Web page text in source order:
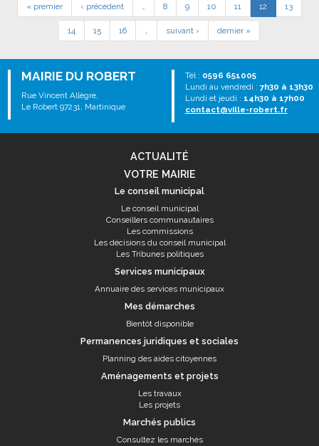
« premier ‹ précédent … 8 9 10 11 12 13
14 15 16 … suivant › dernier »
MAIRIE DU ROBERT
Rue Vincent Allègre,
Le Robert 97231, Martinique
Tél : 0596 651005
Lundi au vendredi : 7h30 à 13h30
Lundi et jeudi : 14h30 à 17h00
contact@ville-robert.fr
ACTUALITÉ
VOTRE MAIRIE
Le conseil municipal
Le conseil municipal
Conseillers communautaires
Les commissions
Les décisions du conseil municipal
Les Tribunes politiques
Services municipaux
Annuaire des services municipaux
Mes démarches
Bientôt disponible
Permanences juridiques et sociales
Planning des aides citoyennes
Aménagements et projets
Les travaux
Les projets
Marchés publics
Consultez les marchés